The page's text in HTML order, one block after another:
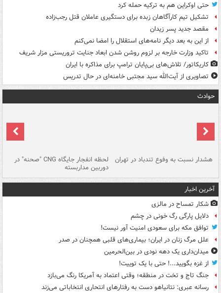
حتی اوکراین هم به ترکیه حمله کرد
تشکیل تیم کارآگاهان زبده برای دستگیری عاملان قتل رجب‌زاده
مقصد جدید پسر زیدان
از این به بعد دیگر نامه‌های استقلال را امضا نمی‌کنم
تاکید وزارت خارجه بر لزوم روشن شدن ابعاد جنایت تروریستی مزار شریف
کاریکاتور/ تلاش‌های بی‌پایان ترامپ برای مذاکره با ایران
تصاویری از آیت‌الله سید مجتبی خامنه‌ای در حال تدریس
حوادث
هشدار نسبت به وفوع تندباد در تهران لحظه انفجار جایگاه CNG "صحنه" در
دوربین مداربسته
آخرین اخبار
شکار تمساح در مالزی
دلایل پارگی رگ خونی در چشم
توافق مکه برای سعودی امنیت آور نیست!
علل مرگ زنان در ایران؛ بیماری‌های قلبی همچنان در صدر
میدان‌داری یک دهه نودی در بین‌الحرمین
از غزه بگویید...! حتی با یک توییت!
جنگ تاج و تخت در منطقه؛ وقتی اعتماد به آمریکا رنگ می‌بازد
رسانه عبری: نتانیاهو دست به رفتارهای انتحاری انتخاباتی می‌زند